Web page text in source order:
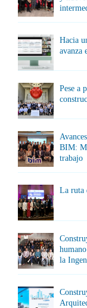
Hacia
avanza
Pese a
BIM:
trabajo
La ruta
la